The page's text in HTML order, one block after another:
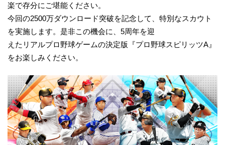
楽で存分にご堪能ください。
今回の2500万ダウンロード突破を記念して、特別なスカウト
を実施します。是非この機会に、5周年を迎
えたリアルプロ野球ゲームの決定版『プロ野球スピリッツA』
をお楽しみください。